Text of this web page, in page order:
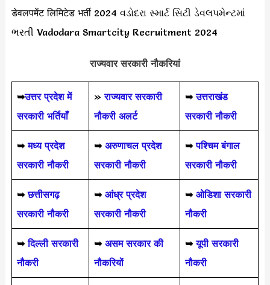
डेवलपमेंट लिमिटेड भर्ती 2024 વડોદરા સ્માર્ટ સિટી ડેવલપમેન્ટમાં
ભરતી Vadodara Smartcity Recruitment 2024
राज्यवार सरकारी नौकरियां
➥उत्तर प्रदेश में
सरकारी भर्तियाँ
»राज्यवार सरकारी
नौकरी अलर्ट
➥ उत्तराखंड
सरकारी नौकरी
➥ मध्य प्रदेश
सरकारी नौकरी
➥ अरुणाचल प्रदेश
सरकारी नौकरी
➥ पश्चिम बंगाल
सरकारी नौकरी
➥ छत्तीसगढ़
सरकारी नौकरी
➥ आंध्र प्रदेश
सरकारी नौकरी
➥ ओडिशा सरकारी
नौकरी
➥ दिल्ली सरकारी
नौकरी
➥ असम सरकार की
नौकरियों
➥ यूपी सरकारी
नौकरी